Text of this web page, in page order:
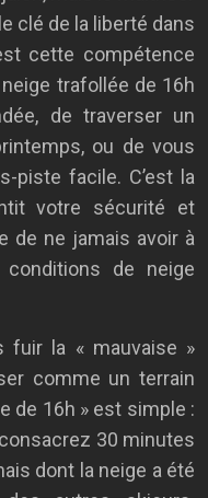
clé de la liberté dans
cette compétence
trafollée de 16h
de traverser un
ou de vous
piste facile. C’est la
votre sécurité et
de ne jamais avoir à
de neige
fuir la « mauvaise »
comme un terrain
de 16h » est simple :
30 minutes
dont la neige a été